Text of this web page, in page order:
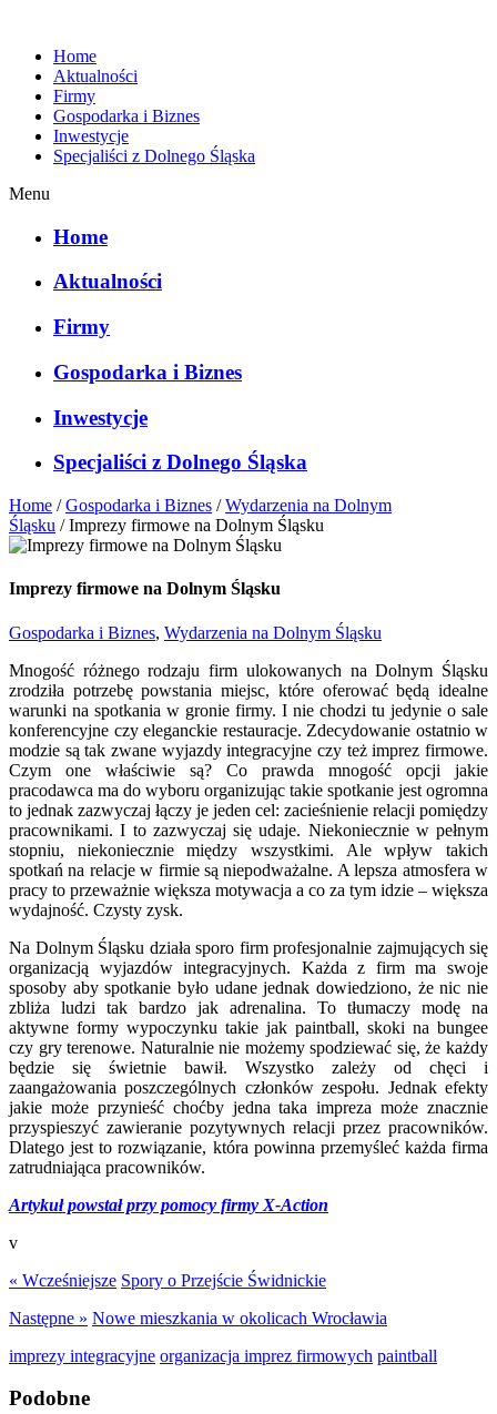
Home
Aktualności
Firmy
Gospodarka i Biznes
Inwestycje
Specjaliści z Dolnego Śląska
Menu
Home
Aktualności
Firmy
Gospodarka i Biznes
Inwestycje
Specjaliści z Dolnego Śląska
Home /Gospodarka i Biznes /Wydarzenia na Dolnym
Śląsku /Imprezy firmowe na Dolnym Śląsku
Imprezy firmowe na Dolnym Śląsku
Gospodarka i Biznes, Wydarzenia na Dolnym Śląsku
Mnogość różnego rodzaju firm ulokowanych na Dolnym Śląsku
zrodziła potrzebę powstania miejsc, które oferować będą idealne
warunki na spotkania w gronie firmy. I nie chodzi tu jedynie o sale
konferencyjne czy eleganckie restauracje. Zdecydowanie ostatnio w
modzie są tak zwane wyjazdy integracyjne czy też imprez firmowe.
Czym one właściwie są? Co prawda mnogość opcji jakie
pracodawca ma do wyboru organizując takie spotkanie jest ogromna
to jednak zazwyczaj łączy je jeden cel: zacieśnienie relacji pomiędzy
pracownikami. I to zazwyczaj się udaje. Niekoniecznie w pełnym
stopniu, niekoniecznie między wszystkimi. Ale wpływ takich
spotkań na relacje w firmie są niepodważalne. A lepsza atmosfera w
pracy to przeważnie większa motywacja a co za tym idzie – większa
wydajność. Czysty zysk.
Na Dolnym Śląsku działa sporo firm profesjonalnie zajmujących się
organizacją wyjazdów integracyjnych. Każda z firm ma swoje
sposoby aby spotkanie było udane jednak dowiedziono, że nic nie
zbliża ludzi tak bardzo jak adrenalina. To tłumaczy modę na
aktywne formy wypoczynku takie jak paintball, skoki na bungee
czy gry terenowe. Naturalnie nie możemy spodziewać się, że każdy
będzie się świetnie bawił. Wszystko zależy od chęci i
zaangażowania poszczególnych członków zespołu. Jednak efekty
jakie może przynieść choćby jedna taka impreza może znacznie
przyspieszyć zawieranie pozytywnych relacji przez pracowników.
Dlatego jest to rozwiązanie, która powinna przemyśleć każda firma
zatrudniająca pracowników.
Artykuł powstał przy pomocy firmy X-Action
v
« Wcześniejsze Spory o Przejście Świdnickie
Następne » Nowe mieszkania w okolicach Wrocławia
imprezy integracyjne organizacja imprez firmowych paintball
Podobne